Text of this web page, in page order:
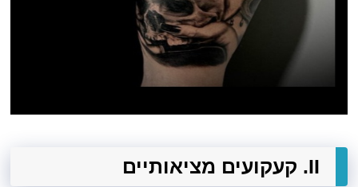
II. קעקועים מציאותיים